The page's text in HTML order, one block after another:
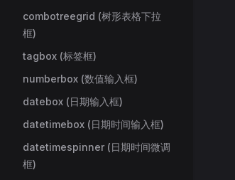
combotreegrid (树形表格下拉
框)
tagbox (标签框)
numberbox (数值输入框)
datebox (日期输入框)
datetimebox (日期时间输入框)
datetimespinner (日期时间微调
框)